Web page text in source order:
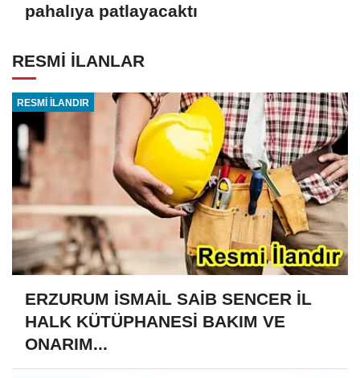
pahalıya patlayacaktı
RESMİ İLANLAR
RESMİ İLANDIR
ERZURUM İSMAİL SAİB SENCER İL
HALK KÜTÜPHANESİ BAKIM VE
ONARIM...